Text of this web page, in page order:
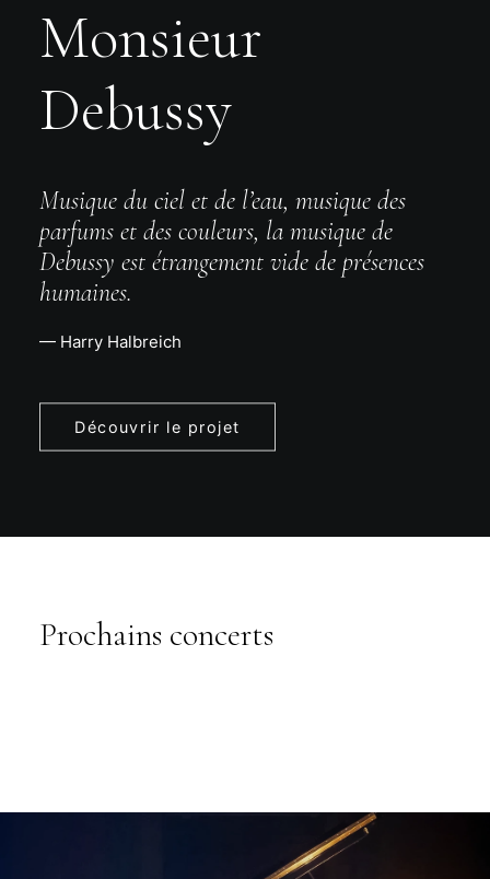
Monsieur
Debussy
Musique du ciel et de l’eau, musique des
parfums et des couleurs, la musique de
Debussy est étrangement vide de présences
humaines.
— Harry Halbreich
Découvrir le projet
Prochains concerts